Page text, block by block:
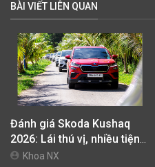
BÀI VIẾT LIÊN QUAN
Đánh giá Skoda Kushaq
2026: Lái thú vị, nhiều tiện
nghi, giá cạnh tranh
Khoa NX